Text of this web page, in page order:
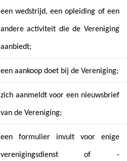
een wedstrijd, een opleiding of een
andere activiteit die de Vereniging
aanbiedt;
een aankoop doet bij de Vereniging;
zich aanmeldt voor een nieuwsbrief
van de Vereniging;
een formulier invult voor enige
verenigingsdienst of -